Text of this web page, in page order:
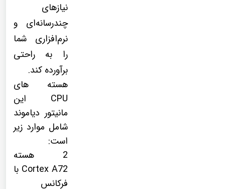
نیازهای
چندرسانه‌ای و
نرم‌افزاری شما
را به راحتی
برآورده کند.
هسته های
CPU این
مانیتور دیاموند
شامل موارد زیر
است:
2 هسته
Cortex A72 با
فرکانس